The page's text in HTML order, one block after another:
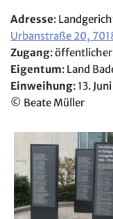
Adresse:
Urbanstraße 20,
Zugang:
Eigentum: Land
Einweihung: 13.
© Beate Müller